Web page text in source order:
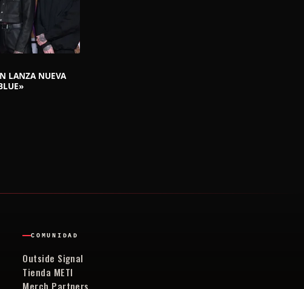
LANZA NUEVA
COMUNIDAD
Outside Signal
Tienda METI
Merch Partners